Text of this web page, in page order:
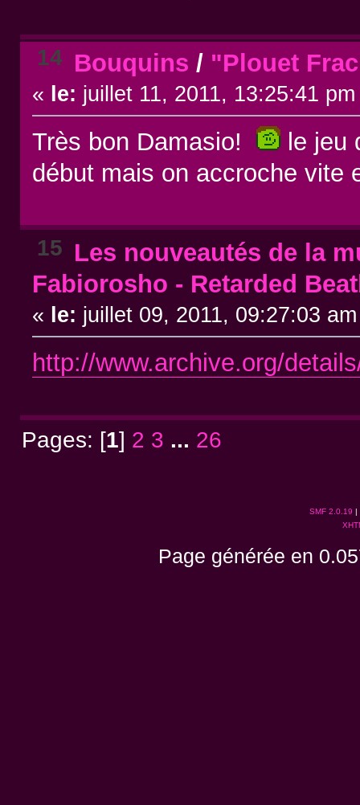
14 Bouquins / "Plouet
« le: juillet 11, 2011, 13:25:41
Très bon Damasio!
le jeu
début mais on accroche vite
15 Les nouveautés de la
Fabiorosho - Retarded
« le: juillet 09, 2011, 09:27:03
http://www.archive.org/
Pages: [1] 2 3 ... 26
SMF 2.0.19
Page générée en